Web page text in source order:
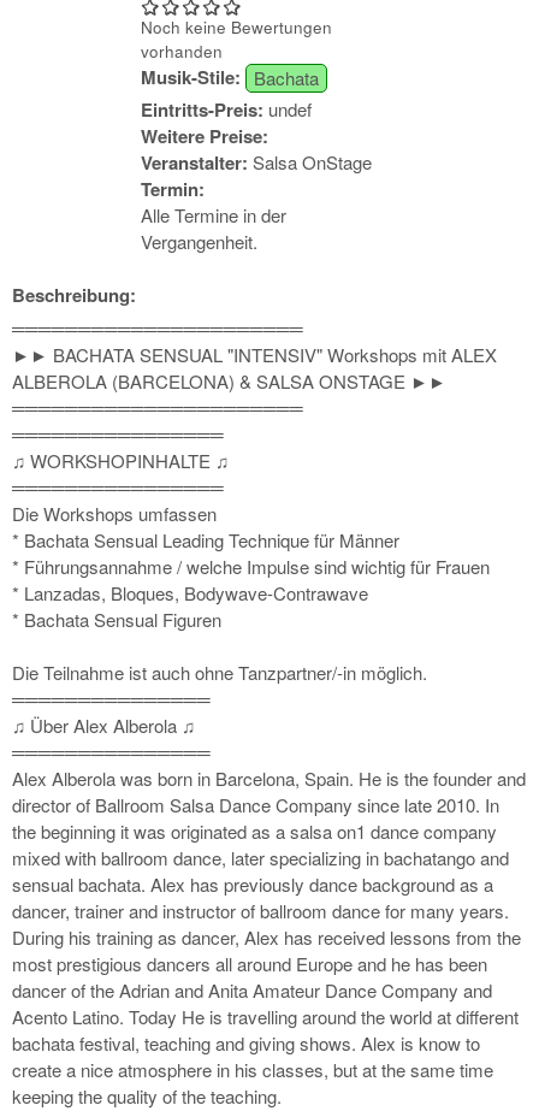
Noch keine Bewertungen
vorhanden
Musik-Stile: Bachata
Eintritts-Preis: undef
Weitere Preise:
Veranstalter: Salsa OnStage
Termin:
Alle Termine in der
Vergangenheit.
Beschreibung:
══════════════════════
►► BACHATA SENSUAL "INTENSIV" Workshops mit ALEX
ALBEROLA (BARCELONA) & SALSA ONSTAGE ►►
══════════════════════
════════════════
♫ WORKSHOPINHALTE ♫
════════════════
Die Workshops umfassen
* Bachata Sensual Leading Technique für Männer
* Führungsannahme / welche Impulse sind wichtig für Frauen
* Lanzadas, Bloques, Bodywave-Contrawave
* Bachata Sensual Figuren
Die Teilnahme ist auch ohne Tanzpartner/-in möglich.
═══════════════
♫ Über Alex Alberola ♫
═══════════════
Alex Alberola was born in Barcelona, Spain. He is the founder and
director of Ballroom Salsa Dance Company since late 2010. In
the beginning it was originated as a salsa on1 dance company
mixed with ballroom dance, later specializing in bachatango and
sensual bachata. Alex has previously dance background as a
dancer, trainer and instructor of ballroom dance for many years.
During his training as dancer, Alex has received lessons from the
most prestigious dancers all around Europe and he has been
dancer of the Adrian and Anita Amateur Dance Company and
Acento Latino. Today He is travelling around the world at different
bachata festival, teaching and giving shows. Alex is know to
create a nice atmosphere in his classes, but at the same time
keeping the quality of the teaching.